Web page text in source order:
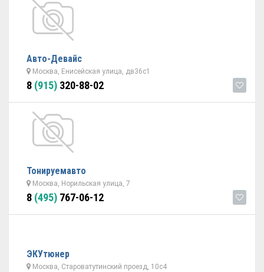
Авто-Девайс
Москва, Енисейская улица, дв36с1
8 (915) 320-88-02
Тонируемавто
Москва, Норильская улица, 7
8 (495) 767-06-12
ЭКУтюнер
Москва, Староватутинский проезд, 10с4